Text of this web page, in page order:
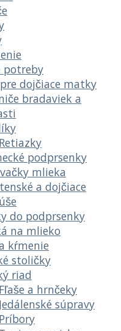
potreby
dojčiace matky
bradaviek a
Retiazky
podprsenky
mlieka
a dojčiace
do podprsenky
na mlieko
kŕmenie
stoličky
riad
Fľaše a hrnčeky
Jedálenské súpravy
Príbory